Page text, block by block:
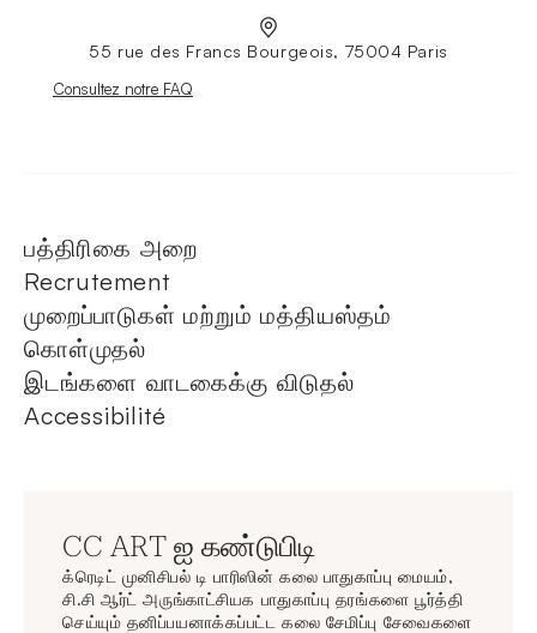
55 rue des Francs Bourgeois, 75004 Paris
Nouvelle fenêtre
Consultez notre FAQ
பத்திரிகை அறை
Recrutement
முறைப்பாடுகள் மற்றும் மத்தியஸ்தம்
கொள்முதல்
இடங்களை வாடகைக்கு விடுதல்
Accessibilité
CC ART ஐ கண்டுபிடி
க்ரெடிட் முனிசிபல் டி பாரிஸின் கலை பாதுகாப்பு மையம்,
சி.சி ஆர்ட் அருங்காட்சியக பாதுகாப்பு தரங்களை பூர்த்தி
செய்யும் தனிப்பயனாக்கப்பட்ட கலை சேமிப்பு சேவைகளை